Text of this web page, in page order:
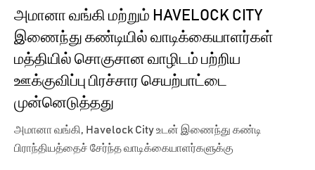
அமானா வங்கி மற்றும் HAVELOCK CITY
இணைந்து கண்டியில் வாடிக்கையாளர்கள்
மத்தியில் சொகுசான வாழிடம் பற்றிய
ஊக்குவிப்பு பிரச்சார செயற்பாட்டை
முன்னெடுத்தது
அமானா வங்கி, Havelock City உடன் இணைந்து கண்டி
பிராந்தியத்தைச் சேர்ந்த வாடிக்கையாளர்களுக்கு